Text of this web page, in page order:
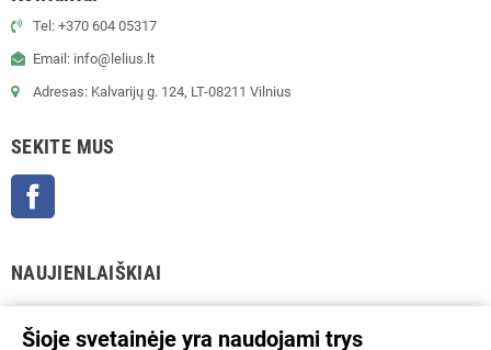
Tel: +370 604 05317
Email: info@lelius.lt
Adresas: Kalvarijų g. 124, LT-08211 Vilnius
SEKITE MUS
NAUJIENLAIŠKIAI
Šioje svetainėje yra naudojami trys